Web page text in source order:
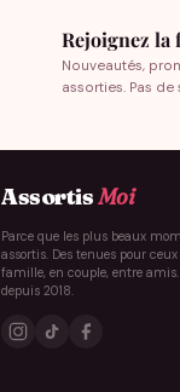
Rejoignez la
Nouveautés,
assorties. Pas
AssortisMoi
Parce que les plus beaux
assortis. Des tenues pour
famille, en couple, entre
depuis 2018.